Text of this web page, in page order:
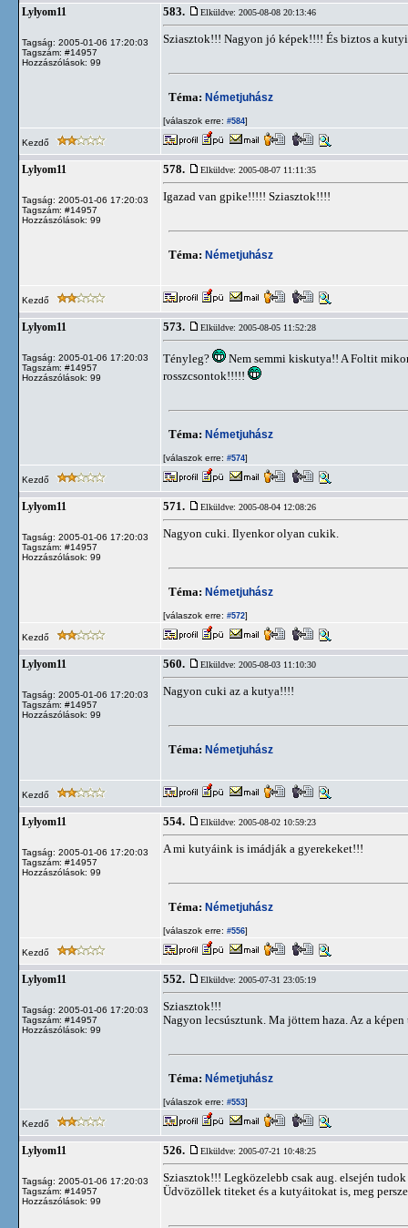
Lylyom11
Tagság: 2005-01-06 17:20:03
Tagszám: #14957
Hozzászólások: 99
583. Elküldve: 2005-08-08 20:13:46
Sziasztok!!! Nagyon jó képek!!!! És biztos a
Téma: Németjuhász
[válaszok erre: #584]
Kezdő
Lylyom11
Tagság: 2005-01-06 17:20:03
Tagszám: #14957
Hozzászólások: 99
578. Elküldve: 2005-08-07 11:11:35
Igazad van gpike!!!!! Sziasztok!!!!
Téma: Németjuhász
Kezdő
Lylyom11
Tagság: 2005-01-06 17:20:03
Tagszám: #14957
Hozzászólások: 99
573. Elküldve: 2005-08-05 11:52:28
Tényleg?
Nem semmi kiskutya!! A Foltit
rosszcsontok!!!!!
Téma: Németjuhász
[válaszok erre: #574]
Kezdő
Lylyom11
Tagság: 2005-01-06 17:20:03
Tagszám: #14957
Hozzászólások: 99
571. Elküldve: 2005-08-04 12:08:26
Nagyon cuki. Ilyenkor olyan cukik.
Téma: Németjuhász
[válaszok erre: #572]
Kezdő
Lylyom11
Tagság: 2005-01-06 17:20:03
Tagszám: #14957
Hozzászólások: 99
560. Elküldve: 2005-08-03 11:10:30
Nagyon cuki az a kutya!!!!
Téma: Németjuhász
Kezdő
Lylyom11
Tagság: 2005-01-06 17:20:03
Tagszám: #14957
Hozzászólások: 99
554. Elküldve: 2005-08-02 10:59:23
A mi kutyáink is imádják a gyerekeket!!!
Téma: Németjuhász
[válaszok erre: #556]
Kezdő
Lylyom11
Tagság: 2005-01-06 17:20:03
Tagszám: #14957
Hozzászólások: 99
552. Elküldve: 2005-07-31 23:05:19
Sziasztok!!!
Nagyon lecsúsztunk. Ma jöttem haza. Az a
Téma: Németjuhász
[válaszok erre: #553]
Kezdő
Lylyom11
Tagság: 2005-01-06 17:20:03
Tagszám: #14957
Hozzászólások: 99
526. Elküldve: 2005-07-21 10:48:25
Sziasztok!!! Legközelebb csak aug. elsején
Üdvözöllek titeket és a kutyáitokat is, meg